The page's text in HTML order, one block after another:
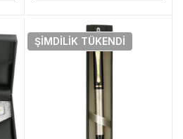
ŞIMDILIK TÜKENDI